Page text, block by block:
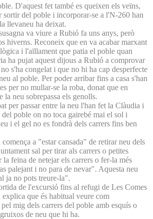
D'aquest fet també es queixen els veïns,
sortir del poble i incorporar-se a l'N-260 han
llevaneu ha deixat.
va viure a Rubió fa uns anys, però
hiverns. Reconeix que en va acabar marxant
i l'aïllament que patia el poble quan
ha pujat aquest dijous a Rubió a comprovar
s'ha congelat i que no hi ha cap desperfecte
al poble. Per poder arribar fins a casa s'han
per no mullar-se la roba, donat que en
la neu sobrepassa els genolls.
per passar entre la neu l'han fet la Clàudia i
poble on no toca gairebé mai el sol i
i el gel no es fondrà dels carrers fins ben
a "estar cansada" de retirar neu dels
sal per tirar als carrers o petites
feina de netejar els carrers o fer-la més
palejant i no para de nevar". Aquesta neu
ja no pots treure-la".
de l'excursió fins al refugi de Les Comes
que és habitual veure com
mig dels carrers del poble amb esquís o
de neu que hi ha.